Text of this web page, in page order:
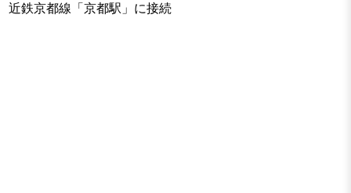
近鉄京都線「京都駅」に接続